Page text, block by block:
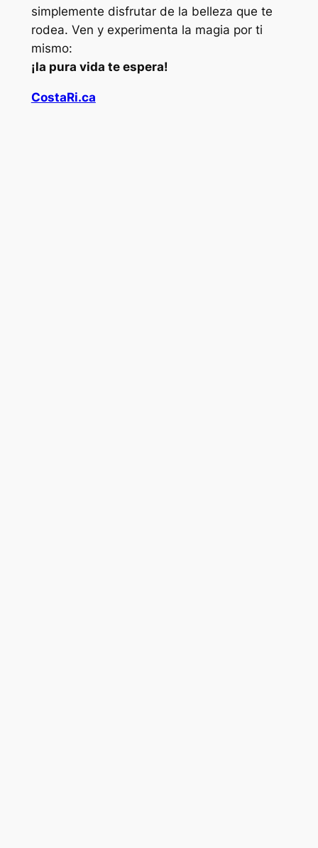
simplemente disfrutar de la belleza que te
rodea. Ven y experimenta la magia por ti
mismo:
¡la pura vida te espera!
CostaRi.ca